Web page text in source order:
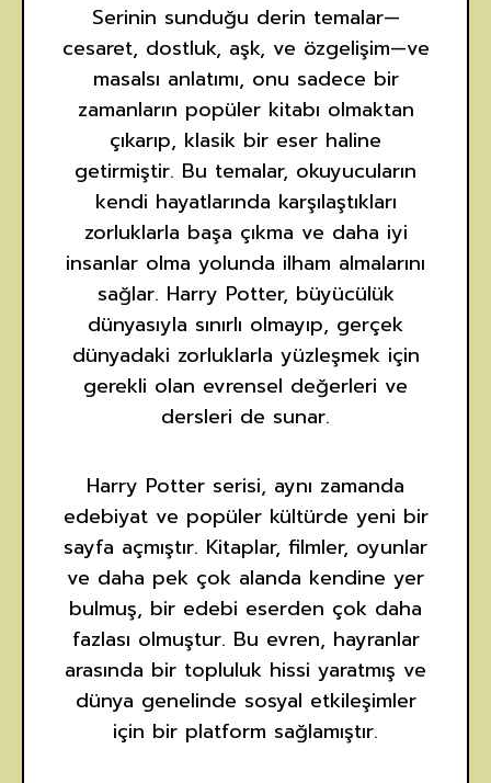
Serinin sunduğu derin temalar—
cesaret, dostluk, aşk, ve özgelişim—ve
masalsı anlatımı, onu sadece bir
zamanların popüler kitabı olmaktan
çıkarıp, klasik bir eser haline
getirmiştir. Bu temalar, okuyucuların
kendi hayatlarında karşılaştıkları
zorluklarla başa çıkma ve daha iyi
insanlar olma yolunda ilham almalarını
sağlar. Harry Potter, büyücülük
dünyasıyla sınırlı olmayıp, gerçek
dünyadaki zorluklarla yüzleşmek için
gerekli olan evrensel değerleri ve
dersleri de sunar.
Harry Potter serisi, aynı zamanda
edebiyat ve popüler kültürde yeni bir
sayfa açmıştır. Kitaplar, filmler, oyunlar
ve daha pek çok alanda kendine yer
bulmuş, bir edebi eserden çok daha
fazlası olmuştur. Bu evren, hayranlar
arasında bir topluluk hissi yaratmış ve
dünya genelinde sosyal etkileşimler
için bir platform sağlamıştır.